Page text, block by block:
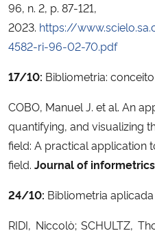
96, n. 2, p. 87-121,
2023. https://
4582-ri-96-02-70.pdf
17/10: Bibliometria:
COBO, Manuel J. et al. An
quantifying, and visualizing
field: A practical application
field. Journal of informetrics
24/10: Bibliometria
RIDI, Niccolò; SCHULTZ,